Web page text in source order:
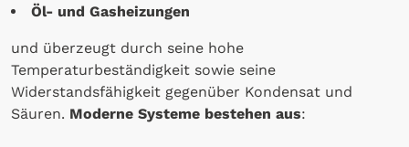
Öl- und Gasheizungen
und überzeugt durch seine hohe
Temperaturbeständigkeit sowie seine
Widerstandsfähigkeit gegenüber Kondensat und
Säuren. Moderne Systeme bestehen aus: